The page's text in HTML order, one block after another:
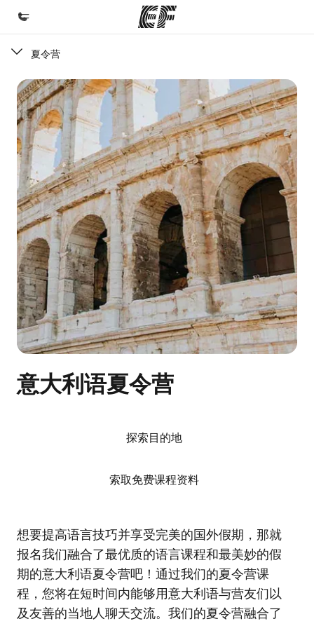
欢迎来到英孚教育
课程
查看所有英孚提供的课程
办公室
查找您附近的办公室
关于我们
企业文化
职业发展
加入我们
夏令营
意大利语夏令营
想要提高语言技巧并享受完美的国外假期，那就
报名我们融合了最优质的语言课程和最美妙的假
期的意大利语夏令营吧！通过我们的夏令营课
程，您将在短时间内能够用意大利语与营友们以
及友善的当地人聊天交流。我们的夏令营融合了
探索目的地
索取免费课程资料